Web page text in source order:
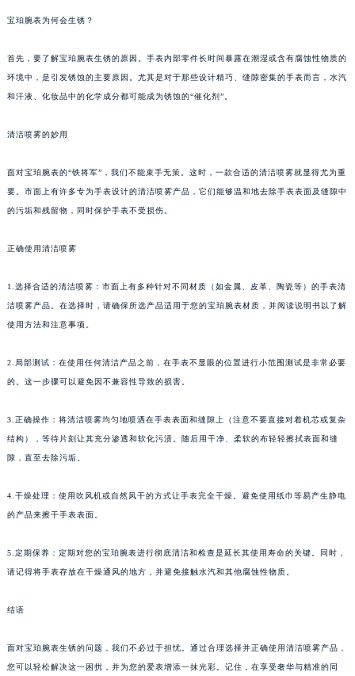
宝珀腕表为何会生锈？
首先，要了解宝珀腕表生锈的原因。手表内部零件长时间暴露在潮湿或含有腐蚀性物质的
环境中，是引发锈蚀的主要原因。尤其是对于那些设计精巧、缝隙密集的手表而言，水汽
和汗液、化妆品中的化学成分都可能成为锈蚀的“催化剂”。
清洁喷雾的妙用
面对宝珀腕表的“铁将军”，我们不能束手无策。这时，一款合适的清洁喷雾就显得尤为重
要。市面上有许多专为手表设计的清洁喷雾产品，它们能够温和地去除手表表面及缝隙中
的污垢和残留物，同时保护手表不受损伤。
正确使用清洁喷雾
1.选择合适的清洁喷雾：市面上有多种针对不同材质（如金属、皮革、陶瓷等）的手表清
洁喷雾产品。在选择时，请确保所选产品适用于您的宝珀腕表材质，并阅读说明书以了解
使用方法和注意事项。
2.局部测试：在使用任何清洁产品之前，在手表不显眼的位置进行小范围测试是非常必要
的。这一步骤可以避免因不兼容性导致的损害。
3.正确操作：将清洁喷雾均匀地喷洒在手表表面和缝隙上（注意不要直接对着机芯或复杂
结构），等待片刻让其充分渗透和软化污渍。随后用干净、柔软的布轻轻擦拭表面和缝
隙，直至去除污垢。
4.干燥处理：使用吹风机或自然风干的方式让手表完全干燥。避免使用纸巾等易产生静电
的产品来擦干手表表面。
5.定期保养：定期对您的宝珀腕表进行彻底清洁和检查是延长其使用寿命的关键。同时，
请记得将手表存放在干燥通风的地方，并避免接触水汽和其他腐蚀性物质。
结语
面对宝珀腕表生锈的问题，我们不必过于担忧。通过合理选择并正确使用清洁喷雾产品，
您可以轻松解决这一困扰，并为您的爱表增添一抹光彩。记住，在享受奢华与精准的同